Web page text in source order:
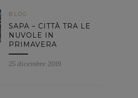
BLOG
SAPA – CITTÀ TRA LE
NUVOLE IN
PRIMAVERA
25 dicembre 2019